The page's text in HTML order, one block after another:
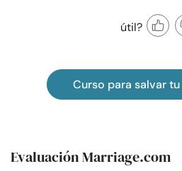
útil?
Curso para salvar
Evaluación Marriage.com